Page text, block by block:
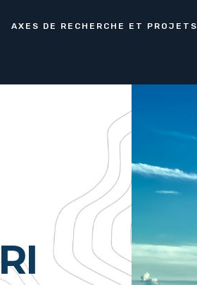
AXES DE RECHERCHE ET PROJETS